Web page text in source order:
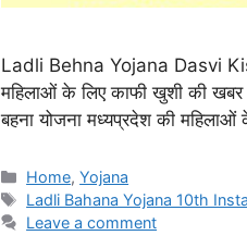
Ladli Behna Yojana Dasvi Kist
महिलाओं के लिए काफी खुशी की खबर
बहना योजना मध्यप्रदेश की
Categories
Home,Yojana
Tags
Ladli Bahana Yojana 10th
Leave a comment